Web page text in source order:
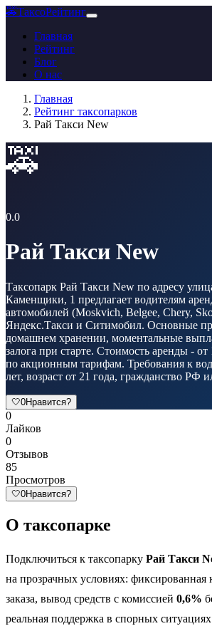
🚕ТаксоРейтинг
Главная
Рейтинг
Блог
О нас
Главная
Рейтинг таксопарков
Рай Такси New
🚕
0.0
Рай Такси New
Таксопарк Рай Такси New по адресу
Каменщики, 1 предлагает водителям
автомобилей (Moskvich, Belgee, Chery,
Яндекс.Такси и Ситимобил. Основные
домашнем хранении, моментальные
залога при старте. Стоимость аренды -
по акционным тарифам. Требования к
лет, возраст от 21 года, гражданство РФ
🤍0Нравится?
0
Лайков
0
Отзывов
85
Просмотров
🤍0Нравится?
О таксопарке
Подключиться к таксопарку Рай Такси
на прозрачных условиях: фиксированная
заказа, вывод средств с комиссией 0,6%
реальная поддержка в спорных